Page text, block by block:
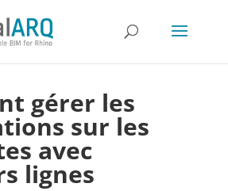
gérer les
sur les
avec
lignes